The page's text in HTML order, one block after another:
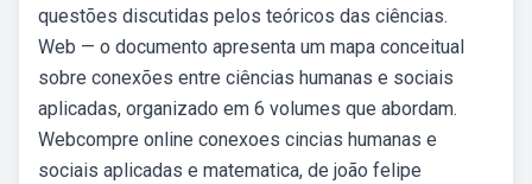
questões discutidas pelos teóricos das ciências.
Web — o documento apresenta um mapa conceitual
sobre conexões entre ciências humanas e sociais
aplicadas, organizado em 6 volumes que abordam.
Webcompre online conexoes cincias humanas e
sociais aplicadas e matematica, de joão felipe